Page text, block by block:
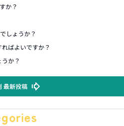
か？
しょうか？
ばよいですか？
か？
最新投稿